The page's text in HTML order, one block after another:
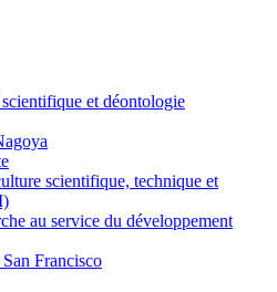
et déontologie
scientifique, technique et
au service du développement
Francisco